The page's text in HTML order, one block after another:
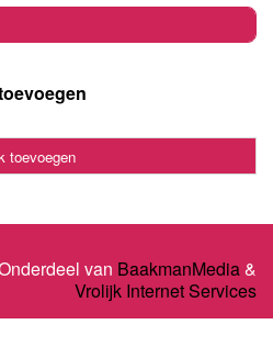
toevoegen
van BaakmanMedia&
Vrolijk Internet Services